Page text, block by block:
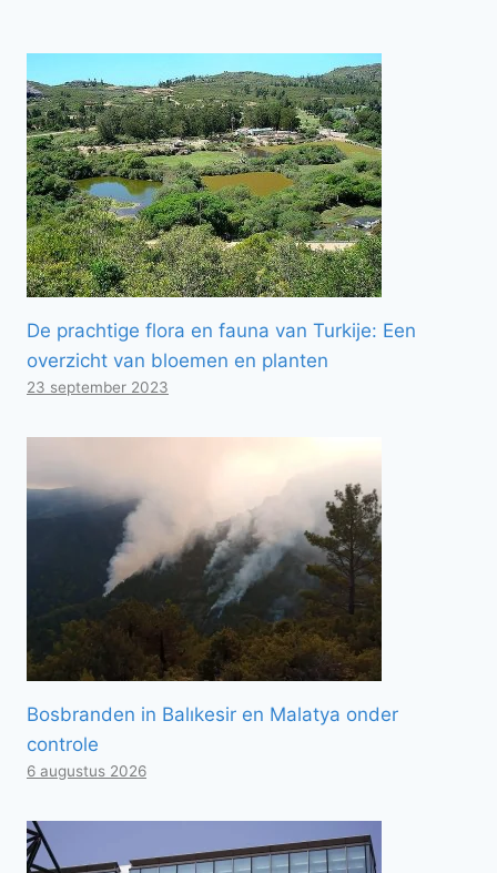
De prachtige flora en fauna van Turkije: Een
overzicht van bloemen en planten
23 september 2023
Bosbranden in Balıkesir en Malatya onder
controle
6 augustus 2026